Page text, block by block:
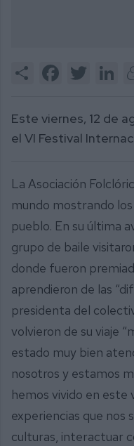
Share FacebookTwitter
Este viernes, 12 de
el VI Festival
La Asociación
mundo mostrando
pueblo. En su última
grupo de baile
donde fueron
aprendieron de las
presidenta del
volvieron de su viaje
estado muy bien
nosotros y estamos
hemos vivido en este
experiencias que nos
culturas, interactuar